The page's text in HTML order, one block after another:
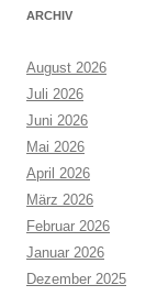
ARCHIV
August 2026
Juli 2026
Juni 2026
Mai 2026
April 2026
März 2026
Februar 2026
Januar 2026
Dezember 2025